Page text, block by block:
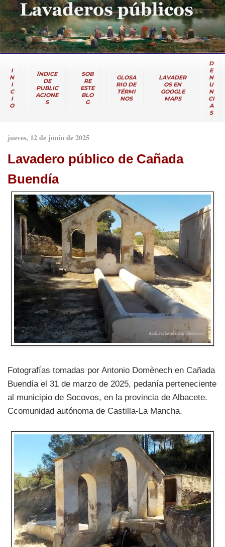
I
N
I
C
I
O
ÍNDICE
DE
PUBLIC
ACIONE
S
SOB
RE
ESTE
BLO
G
GLOSA
RIO DE
TÉRMI
NOS
LAVADER
OS EN
GOOGLE
MAPS
D
E
N
U
N
CI
A
S
jueves, 12 de junio de 2025
Lavadero público de Cañada
Buendía
Fotografías tomadas por Antonio Domènech en Cañada
Buendía el 31 de marzo de 2025, pedanía perteneciente
al municipio de Socovos, en la provincia de Albacete.
Ccomunidad autónoma de Castilla-La Mancha.